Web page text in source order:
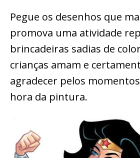
Pegue os desenhos que
promova uma atividade
brincadeiras sadias de
crianças amam e
agradecer pelos
hora da pintura.